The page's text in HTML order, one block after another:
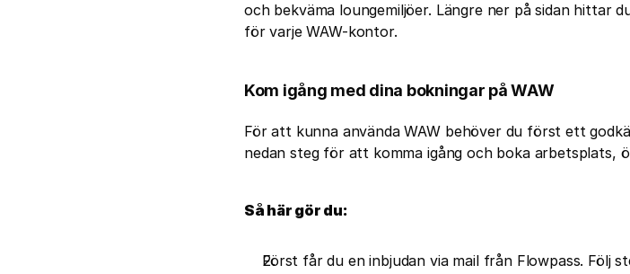
och bekväma loungemiljöer. Längre ner på sidan hittar
för varje WAW-kontor.
Kom igång med dina bokningar på WAW
För att kunna använda WAW behöver du först ett
nedan steg för att komma igång och boka arbetsplats,
Så här gör du:
Först får du en inbjudan via mail från Flowpass. Följ